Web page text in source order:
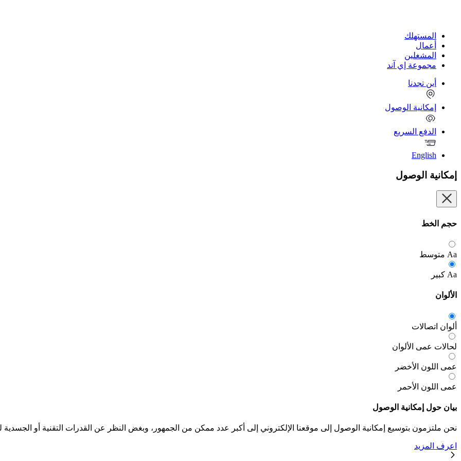
المستهلك
أعمال
المشغلين
مجموعة إي آند
أين تجدنا
إمكانية الوصول
الدفع السريع
English
إمكانية الوصول
حجم الخط
Aa متوسط
Aa كبير
الألوان
ألوان اتصالات
لحالات عمى الألوان
عمى اللون الأخضر
عمى اللون الأحمر
بيان حول إمكانية الوصول
نحن ملتزمون بتوسيع إمكانية الوصول إلى موقعنا الإلكتروني إلى أكبر عدد ممكن من الجمهور، وبغض النظر عن القدرات التقنية أو الجسدية
اعرف المزيد